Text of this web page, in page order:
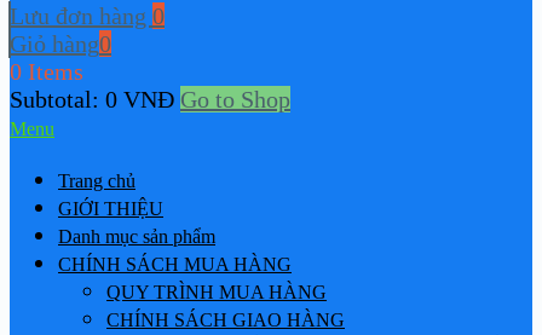
Lưu đơn hàng 0
Giỏ hàng0
0 Items
Subtotal: 0 VNĐ Go to Shop
Menu
Trang chủ
GIỚI THIỆU
Danh mục sản phẩm
CHÍNH SÁCH MUA HÀNG
QUY TRÌNH MUA HÀNG
CHÍNH SÁCH GIAO HÀNG